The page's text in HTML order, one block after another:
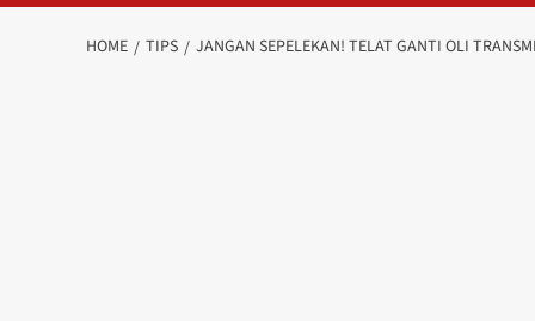
HOME TIPS JANGAN SEPELEKAN! TELAT GANTI OLI